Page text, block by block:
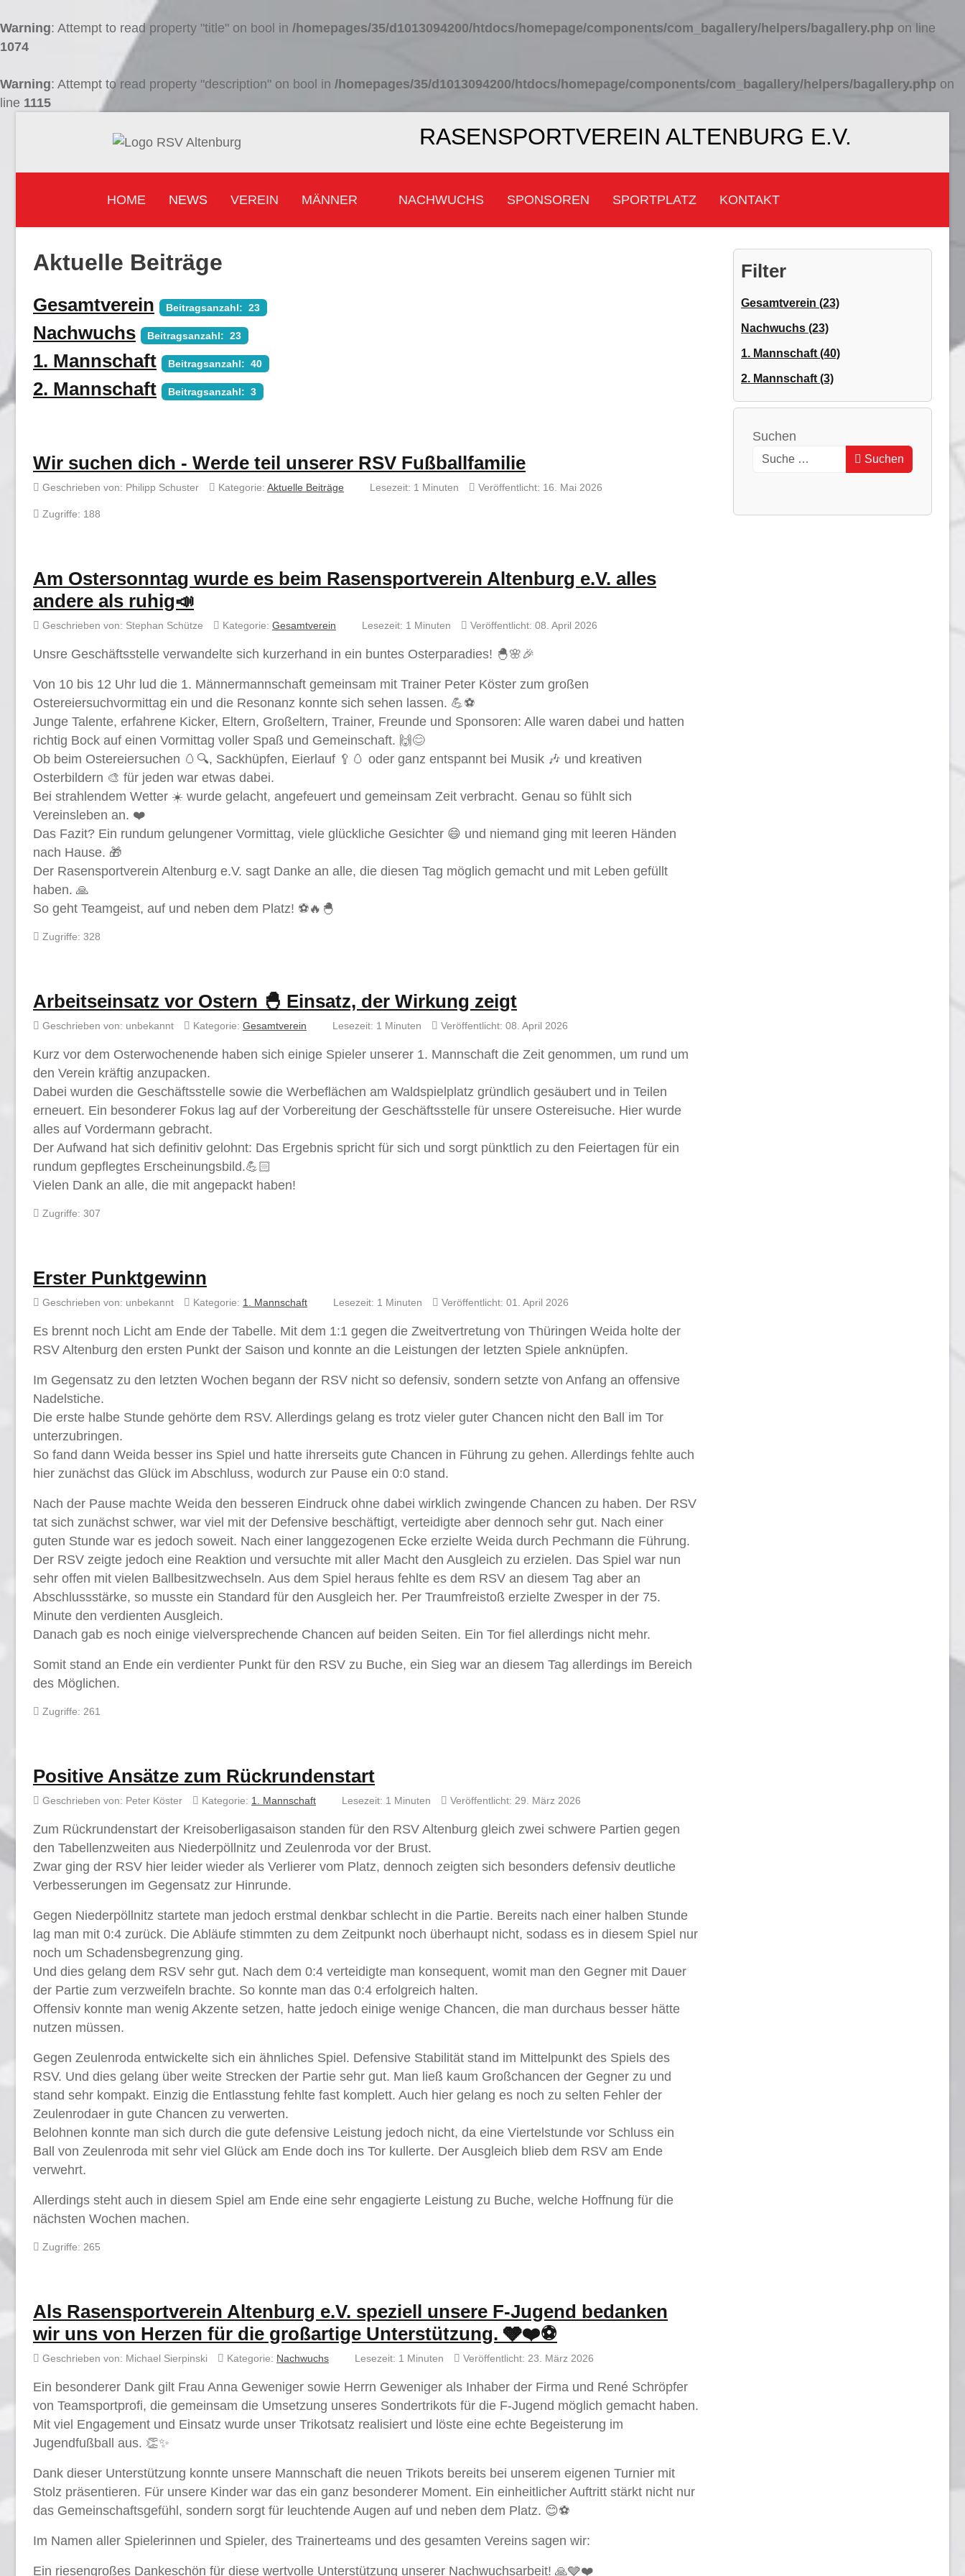
Warning: Attempt to read property "title" on bool in /homepages/35/d1013094200/htdocs/homepage/components/com_bagallery/helpers/bagallery.php on line
1074
Warning: Attempt to read property "description" on bool in /homepages/35/d1013094200/htdocs/homepage/components/com_bagallery/helpers/bagallery.php on
line 1115
RASENSPORTVEREIN ALTENBURG E.V.
HOME NEWS VEREIN MÄNNER NACHWUCHS SPONSOREN SPORTPLATZ KONTAKT
Aktuelle Beiträge
Gesamtverein Beitragsanzahl: 23
Nachwuchs Beitragsanzahl: 23
1. Mannschaft Beitragsanzahl: 40
2. Mannschaft Beitragsanzahl: 3
Wir suchen dich - Werde teil unserer RSV Fußballfamilie
Geschrieben von: Philipp Schuster Kategorie: Aktuelle Beiträge Lesezeit: 1 Minuten Veröffentlicht: 16. Mai 2026
Zugriffe: 188
Am Ostersonntag wurde es beim Rasensportverein Altenburg e.V. alles
andere als ruhig📣
Geschrieben von: Stephan Schütze Kategorie: Gesamtverein Lesezeit: 1 Minuten Veröffentlicht: 08. April 2026
Unsre Geschäftsstelle verwandelte sich kurzerhand in ein buntes Osterparadies! 🐣🌸🎉
Von 10 bis 12 Uhr lud die 1. Männermannschaft gemeinsam mit Trainer Peter Köster zum großen
Ostereiersuchvormittag ein und die Resonanz konnte sich sehen lassen. 💪⚽
Junge Talente, erfahrene Kicker, Eltern, Großeltern, Trainer, Freunde und Sponsoren: Alle waren dabei und hatten
richtig Bock auf einen Vormittag voller Spaß und Gemeinschaft. 🙌😊
Ob beim Ostereiersuchen 🥚🔍, Sackhüpfen, Eierlauf 🥄🥚 oder ganz entspannt bei Musik 🎶 und kreativen
Osterbildern 🎨 für jeden war etwas dabei.
Bei strahlendem Wetter ☀️ wurde gelacht, angefeuert und gemeinsam Zeit verbracht. Genau so fühlt sich
Vereinsleben an. ❤️
Das Fazit? Ein rundum gelungener Vormittag, viele glückliche Gesichter 😄 und niemand ging mit leeren Händen
nach Hause. 🎁
Der Rasensportverein Altenburg e.V. sagt Danke an alle, die diesen Tag möglich gemacht und mit Leben gefüllt
haben. 🙏
So geht Teamgeist, auf und neben dem Platz! ⚽🔥🐣
Zugriffe: 328
Arbeitseinsatz vor Ostern 🐣 Einsatz, der Wirkung zeigt
Geschrieben von: unbekannt Kategorie: Gesamtverein Lesezeit: 1 Minuten Veröffentlicht: 08. April 2026
Kurz vor dem Osterwochenende haben sich einige Spieler unserer 1. Mannschaft die Zeit genommen, um rund um
den Verein kräftig anzupacken.
Dabei wurden die Geschäftsstelle sowie die Werbeflächen am Waldspielplatz gründlich gesäubert und in Teilen
erneuert. Ein besonderer Fokus lag auf der Vorbereitung der Geschäftsstelle für unsere Ostereisuche. Hier wurde
alles auf Vordermann gebracht.
Der Aufwand hat sich definitiv gelohnt: Das Ergebnis spricht für sich und sorgt pünktlich zu den Feiertagen für ein
rundum gepflegtes Erscheinungsbild.💪🏻
Vielen Dank an alle, die mit angepackt haben!
Zugriffe: 307
Erster Punktgewinn
Geschrieben von: unbekannt Kategorie: 1. Mannschaft Lesezeit: 1 Minuten Veröffentlicht: 01. April 2026
Es brennt noch Licht am Ende der Tabelle. Mit dem 1:1 gegen die Zweitvertretung von Thüringen Weida holte der
RSV Altenburg den ersten Punkt der Saison und konnte an die Leistungen der letzten Spiele anknüpfen.
Im Gegensatz zu den letzten Wochen begann der RSV nicht so defensiv, sondern setzte von Anfang an offensive
Nadelstiche.
Die erste halbe Stunde gehörte dem RSV. Allerdings gelang es trotz vieler guter Chancen nicht den Ball im Tor
unterzubringen.
So fand dann Weida besser ins Spiel und hatte ihrerseits gute Chancen in Führung zu gehen. Allerdings fehlte auch
hier zunächst das Glück im Abschluss, wodurch zur Pause ein 0:0 stand.
Nach der Pause machte Weida den besseren Eindruck ohne dabei wirklich zwingende Chancen zu haben. Der RSV
tat sich zunächst schwer, war viel mit der Defensive beschäftigt, verteidigte aber dennoch sehr gut. Nach einer
guten Stunde war es jedoch soweit. Nach einer langgezogenen Ecke erzielte Weida durch Pechmann die Führung.
Der RSV zeigte jedoch eine Reaktion und versuchte mit aller Macht den Ausgleich zu erzielen. Das Spiel war nun
sehr offen mit vielen Ballbesitzwechseln. Aus dem Spiel heraus fehlte es dem RSV an diesem Tag aber an
Abschlussstärke, so musste ein Standard für den Ausgleich her. Per Traumfreistoß erzielte Zwesper in der 75.
Minute den verdienten Ausgleich.
Danach gab es noch einige vielversprechende Chancen auf beiden Seiten. Ein Tor fiel allerdings nicht mehr.
Somit stand an Ende ein verdienter Punkt für den RSV zu Buche, ein Sieg war an diesem Tag allerdings im Bereich
des Möglichen.
Zugriffe: 261
Positive Ansätze zum Rückrundenstart
Geschrieben von: Peter Köster Kategorie: 1. Mannschaft Lesezeit: 1 Minuten Veröffentlicht: 29. März 2026
Zum Rückrundenstart der Kreisoberligasaison standen für den RSV Altenburg gleich zwei schwere Partien gegen
den Tabellenzweiten aus Niederpöllnitz und Zeulenroda vor der Brust.
Zwar ging der RSV hier leider wieder als Verlierer vom Platz, dennoch zeigten sich besonders defensiv deutliche
Verbesserungen im Gegensatz zur Hinrunde.
Gegen Niederpöllnitz startete man jedoch erstmal denkbar schlecht in die Partie. Bereits nach einer halben Stunde
lag man mit 0:4 zurück. Die Abläufe stimmten zu dem Zeitpunkt noch überhaupt nicht, sodass es in diesem Spiel nur
noch um Schadensbegrenzung ging.
Und dies gelang dem RSV sehr gut. Nach dem 0:4 verteidigte man konsequent, womit man den Gegner mit Dauer
der Partie zum verzweifeln brachte. So konnte man das 0:4 erfolgreich halten.
Offensiv konnte man wenig Akzente setzen, hatte jedoch einige wenige Chancen, die man durchaus besser hätte
nutzen müssen.
Gegen Zeulenroda entwickelte sich ein ähnliches Spiel. Defensive Stabilität stand im Mittelpunkt des Spiels des
RSV. Und dies gelang über weite Strecken der Partie sehr gut. Man ließ kaum Großchancen der Gegner zu und
stand sehr kompakt. Einzig die Entlasstung fehlte fast komplett. Auch hier gelang es noch zu selten Fehler der
Zeulenrodaer in gute Chancen zu verwerten.
Belohnen konnte man sich durch die gute defensive Leistung jedoch nicht, da eine Viertelstunde vor Schluss ein
Ball von Zeulenroda mit sehr viel Glück am Ende doch ins Tor kullerte. Der Ausgleich blieb dem RSV am Ende
verwehrt.
Allerdings steht auch in diesem Spiel am Ende eine sehr engagierte Leistung zu Buche, welche Hoffnung für die
nächsten Wochen machen.
Zugriffe: 265
Als Rasensportverein Altenburg e.V. speziell unsere F-Jugend bedanken
wir uns von Herzen für die großartige Unterstützung. 🩶❤️⚽
Geschrieben von: Michael Sierpinski Kategorie: Nachwuchs Lesezeit: 1 Minuten Veröffentlicht: 23. März 2026
Ein besonderer Dank gilt Frau Anna Geweniger sowie Herrn Geweniger als Inhaber der Firma und René Schröpfer
von Teamsportprofi, die gemeinsam die Umsetzung unseres Sondertrikots für die F-Jugend möglich gemacht haben.
Mit viel Engagement und Einsatz wurde unser Trikotsatz realisiert und löste eine echte Begeisterung im
Jugendfußball aus. 👏✨
Dank dieser Unterstützung konnte unsere Mannschaft die neuen Trikots bereits bei unserem eigenen Turnier mit
Stolz präsentieren. Für unsere Kinder war das ein ganz besonderer Moment. Ein einheitlicher Auftritt stärkt nicht nur
das Gemeinschaftsgefühl, sondern sorgt für leuchtende Augen auf und neben dem Platz. 😊⚽
Im Namen aller Spielerinnen und Spieler, des Trainerteams und des gesamten Vereins sagen wir:
Ein riesengroßes Dankeschön für diese wertvolle Unterstützung unserer Nachwuchsarbeit! 🙏🩶❤️
Filter
Gesamtverein (23)
Nachwuchs (23)
1. Mannschaft (40)
2. Mannschaft (3)
Suchen
Suchen